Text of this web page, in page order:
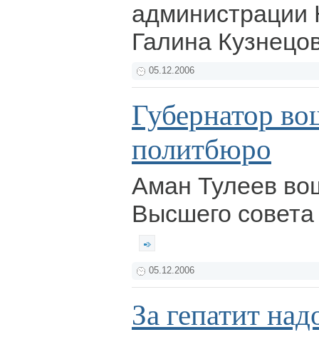
администрации
Галина
05.12.2006
Губернатор
политбюро
Аман Тулеев
Высшего
05.12.2006
За гепатит